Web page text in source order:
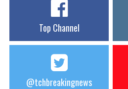
Top Channel
@tchbreakingnews